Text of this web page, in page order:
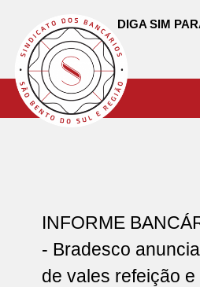
DIGA SIM
INFORME
- Bradesco
de vales refeição